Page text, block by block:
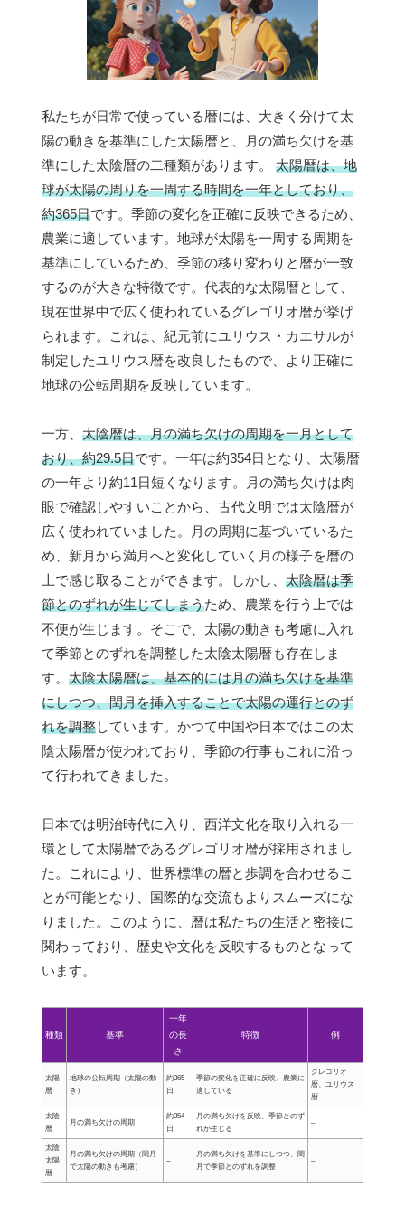
私たちが日常で使っている暦には、大きく分けて太
陽の動きを基準にした太陽暦と、月の満ち欠けを基
準にした太陰暦の二種類があります。 太陽暦は、地
球が太陽の周りを一周する時間を一年としており、
約365日です。季節の変化を正確に反映できるため、
農業に適しています。地球が太陽を一周する周期を
基準にしているため、季節の移り変わりと暦が一致
するのが大きな特徴です。代表的な太陽暦として、
現在世界中で広く使われているグレゴリオ暦が挙げ
られます。これは、紀元前にユリウス・カエサルが
制定したユリウス暦を改良したもので、より正確に
地球の公転周期を反映しています。
一方、 太陰暦は、月の満ち欠けの周期を一月として
おり、約29.5日です。一年は約354日となり、太陽暦
の一年より約11日短くなります。月の満ち欠けは肉
眼で確認しやすいことから、古代文明では太陰暦が
広く使われていました。月の周期に基づいているた
め、新月から満月へと変化していく月の様子を暦の
上で感じ取ることができます。しかし、 太陰暦は季
節とのずれが生じてしまうため、農業を行う上では
不便が生じます。そこで、太陽の動きも考慮に入れ
て季節とのずれを調整した太陰太陽暦も存在しま
す。 太陰太陽暦は、基本的には月の満ち欠けを基準
にしつつ、閏月を挿入することで太陽の運行とのず
れを調整しています。かつて中国や日本ではこの太
陰太陽暦が使われており、季節の行事もこれに沿っ
て行われてきました。
日本では明治時代に入り、西洋文化を取り入れる一
環として太陽暦であるグレゴリオ暦が採用されまし
た。これにより、世界標準の暦と歩調を合わせるこ
とが可能となり、国際的な交流もよりスムーズにな
りました。このように、暦は私たちの生活と密接に
関わっており、歴史や文化を反映するものとなって
います。
種類 基準
一年
の長
さ
特徴 例
太陽
暦
地球の公転周期（太陽の動
き）
約365
日
季節の変化を正確に反映、農業に
適している
グレゴリオ
暦、ユリウス
暦
太陰
暦
月の満ち欠けの周期
約354
日
月の満ち欠けを反映、季節とのず
れが生じる
–
太陰
太陽
暦
月の満ち欠けの周期（閏月
で太陽の動きも考慮）
–
月の満ち欠けを基準にしつつ、閏
月で季節とのずれを調整
–